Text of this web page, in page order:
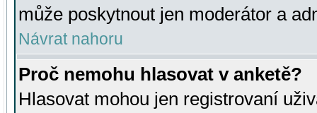
může poskytnout jen moderátor a
Návrat nahoru
Proč nemohu hlasovat v anketě?
Hlasovat mohou jen registrovaní